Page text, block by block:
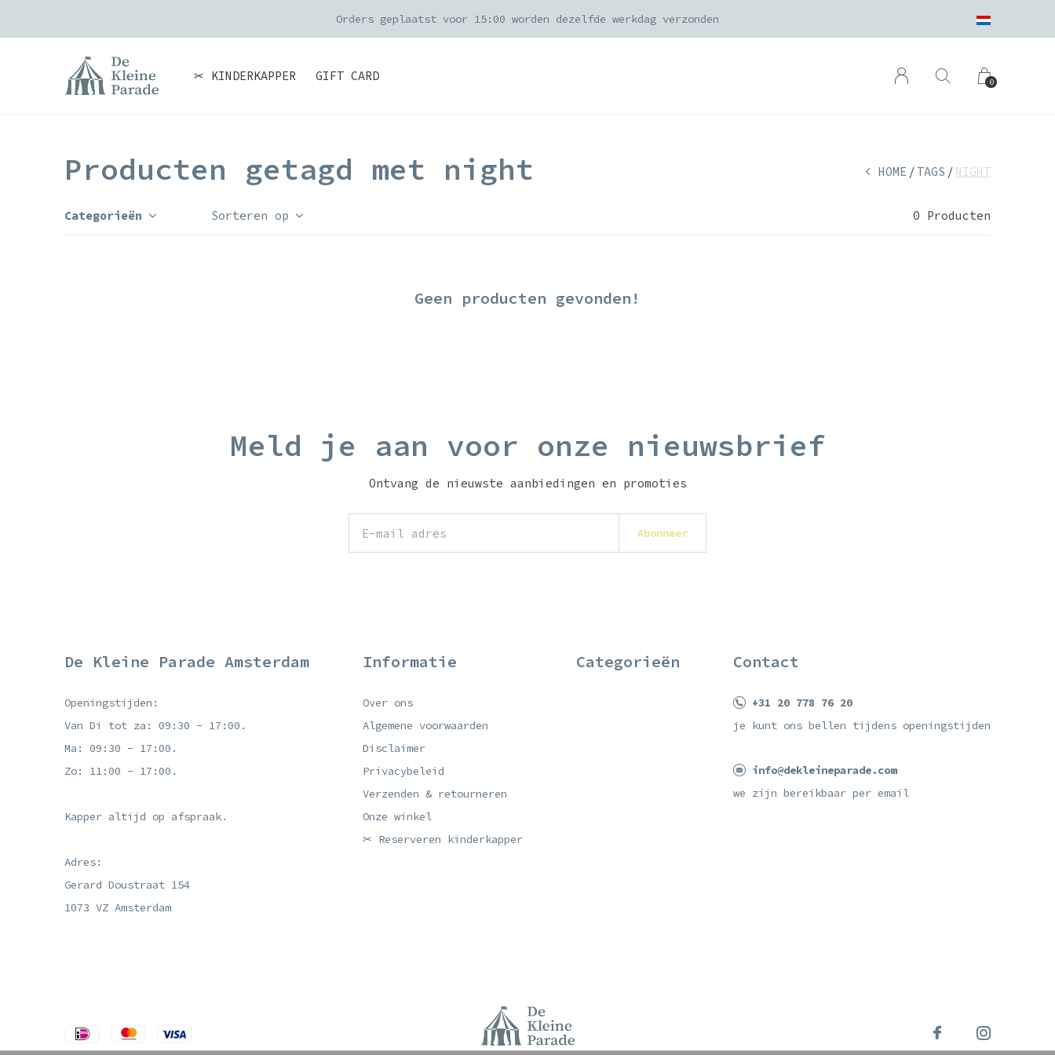
✂ KINDERKAPPER GIFT CARD 0
Orders geplaatst voor 15:00 worden dezelfde werkdag verzonden
Producten getagd met night HOME TAGS NIGHT
Categorieën Sorteren op 0 Producten
Geen producten gevonden!
Meld je aan voor onze nieuwsbrief
Ontvang de nieuwste aanbiedingen en promoties
Abonneer
De Kleine Parade Amsterdam
Openingstijden:
Van Di tot za: 09:30 - 17:00.
Ma: 09:30 - 17:00.
Zo: 11:00 - 17:00.
Kapper altijd op afspraak.
Adres:
Gerard Doustraat 154
1073 VZ Amsterdam
Informatie
Over ons
Algemene voorwaarden
Disclaimer
Privacybeleid
Verzenden & retourneren
Onze winkel
✂ Reserveren kinderkapper
Categorieën Contact
+31 20 778 76 20
je kunt ons bellen tijdens openingstijden
info@dekleineparade.com
we zijn bereikbaar per email